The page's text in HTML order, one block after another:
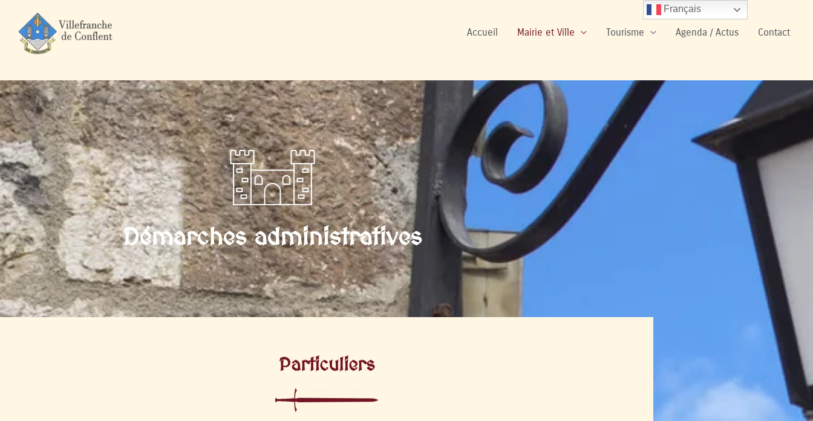
Accueil Mairie et Ville Tourisme Agenda / Actus Contact
Démarches administratives
Particuliers
Français